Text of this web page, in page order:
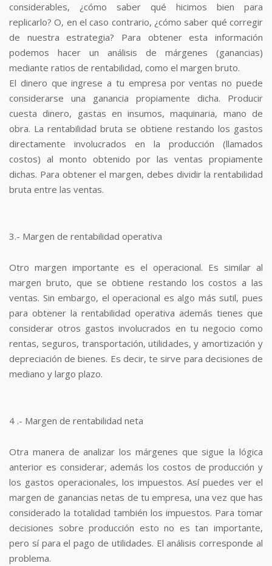
considerables, ¿cómo saber qué hicimos bien para
replicarlo? O, en el caso contrario, ¿cómo saber qué corregir
de nuestra estrategia? Para obtener esta información
podemos hacer un análisis de márgenes (ganancias)
mediante ratios de rentabilidad, como el margen bruto.
El dinero que ingrese a tu empresa por ventas no puede
considerarse una ganancia propiamente dicha. Producir
cuesta dinero, gastas en insumos, maquinaria, mano de
obra. La rentabilidad bruta se obtiene restando los gastos
directamente involucrados en la producción (llamados
costos) al monto obtenido por las ventas propiamente
dichas. Para obtener el margen, debes dividir la rentabilidad
bruta entre las ventas.
3.- Margen de rentabilidad operativa
Otro margen importante es el operacional. Es similar al
margen bruto, que se obtiene restando los costos a las
ventas. Sin embargo, el operacional es algo más sutil, pues
para obtener la rentabilidad operativa además tienes que
considerar otros gastos involucrados en tu negocio como
rentas, seguros, transportación, utilidades, y amortización y
depreciación de bienes. Es decir, te sirve para decisiones de
mediano y largo plazo.
4 .- Margen de rentabilidad neta
Otra manera de analizar los márgenes que sigue la lógica
anterior es considerar, además los costos de producción y
los gastos operacionales, los impuestos. Así puedes ver el
margen de ganancias netas de tu empresa, una vez que has
considerado la totalidad también los impuestos. Para tomar
decisiones sobre producción esto no es tan importante,
pero sí para el pago de utilidades. El análisis corresponde al
problema.